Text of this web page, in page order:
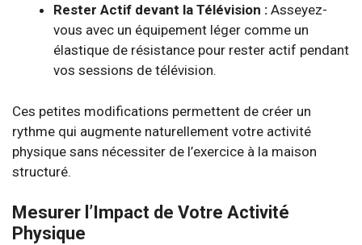
Rester Actif devant la Télévision : Asseyez-
vous avec un équipement léger comme un
élastique de résistance pour rester actif pendant
vos sessions de télévision.
Ces petites modifications permettent de créer un
rythme qui augmente naturellement votre activité
physique sans nécessiter de l’exercice à la maison
structuré.
Mesurer l’Impact de Votre Activité
Physique